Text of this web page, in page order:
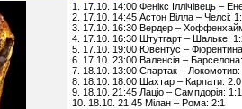
1. 17.10. 14:00 Фенікс Іллічівець –
2. 17.10. 14:45 Астон Вілла – Челсі:
3. 17.10. 16:30 Вердер –
4. 17.10. 16:30 Штутгарт – Шальке:
5. 17.10. 19:00 Ювентус –
6. 17.10. 23:00 Валенсія –
7. 18.10. 13:00 Спартак – Локомотив:
8. 18.10. 18:00 Шахтар – Карпати: 2:0
9. 18.10. 21:45 Лаціо – Сампдорія: 1:1
10. 18.10. 21:45 Мілан – Рома: 2:1